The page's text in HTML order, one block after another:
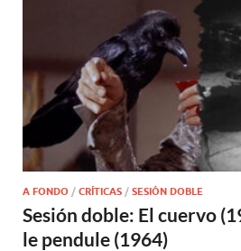
A FONDO / CRÍTICAS / SESIÓN DOBLE
Sesión doble: El cuervo
le pendule (1964)